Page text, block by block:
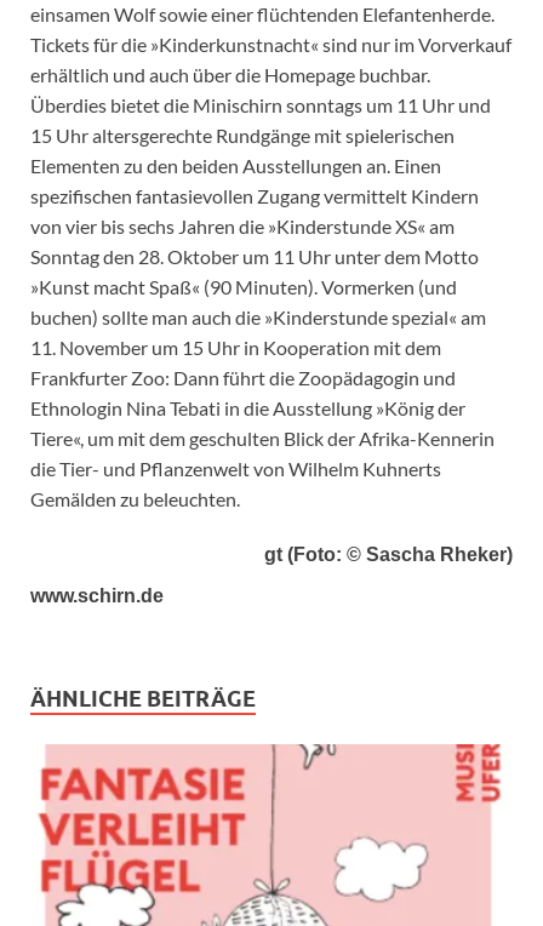
einsamen Wolf sowie einer flüchtenden Elefantenherde.
Tickets für die »Kinderkunstnacht« sind nur im Vorverkauf
erhältlich und auch über die Homepage buchbar.
Überdies bietet die Minischirn sonntags um 11 Uhr und
15 Uhr altersgerechte Rundgänge mit spielerischen
Elementen zu den beiden Ausstellungen an. Einen
spezifischen fantasievollen Zugang vermittelt Kindern
von vier bis sechs Jahren die »Kinderstunde XS« am
Sonntag den 28. Oktober um 11 Uhr unter dem Motto
»Kunst macht Spaß« (90 Minuten). Vormerken (und
buchen) sollte man auch die »Kinderstunde spezial« am
11. November um 15 Uhr in Kooperation mit dem
Frankfurter Zoo: Dann führt die Zoopädagogin und
Ethnologin Nina Tebati in die Ausstellung »König der
Tiere«, um mit dem geschulten Blick der Afrika-Kennerin
die Tier- und Pflanzenwelt von Wilhelm Kuhnerts
Gemälden zu beleuchten.
gt (Foto: © Sascha Rheker)
www.schirn.de
ÄHNLICHE BEITRÄGE